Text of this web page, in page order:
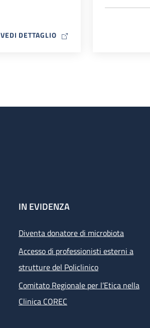
VEDI DETTAGLIOMAP ICON
IN EVIDENZA
Diventa donatore di microbiota
Accesso di professionisti esterni a
strutture del Policlinico
Comitato Regionale per l’Etica nella
Clinica COREC